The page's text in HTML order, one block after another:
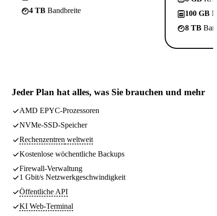
4 TB Bandbreite
100 GB
8 TB
Jeder Plan hat alles, was Sie brauchen und mehr
AMD EPYC-Prozessoren
NVMe-SSD-Speicher
Rechenzentren weltweit
Kostenlose wöchentliche Backups
Firewall-Verwaltung
1 Gbit/s Netzwerkgeschwindigkeit
Öffentliche API
KI Web-Terminal